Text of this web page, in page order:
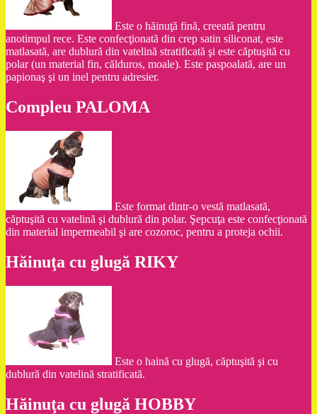
Este o hăinuţă fină, creeată pentru
anotimpul rece. Este confecţionată din crep satin siliconat, este
matlasată, are dublură din vatelină stratificată şi este căptuşită cu
polar (un material fin, călduros, moale). Este paspoalată, are un
papionaş şi un inel pentru adresier.
Compleu PALOMA
Este format dintr-o vestă matlasată,
căptuşită cu vatelină şi dublură din polar. Şepcuţa este confecţionată
din material impermeabil şi are cozoroc, pentru a proteja ochii.
Hăinuţa cu glugă RIKY
Este o haină cu glugă, căptuşită şi cu
dublură din vatelină stratificată.
Hăinuţa cu glugă HOBBY